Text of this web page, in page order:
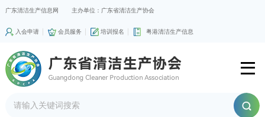
广东清洁生产信息网 主办单位：广东省清洁生产协会
入会申请 会员服务 培训报名 粤港清洁生产信息